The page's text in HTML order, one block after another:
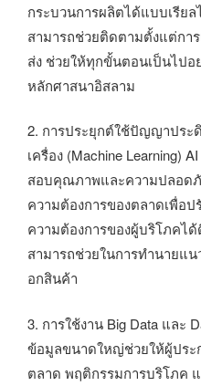
กระบวนการผลิตได้แบบเรีย
สามารถช่วยติดตามตั้งแต่กา
ส่ง ช่วยให้ทุกขั้นตอนเป็นไป
หลักศาสนาอิสลาม
2. การประยุกต์ใช้ปัญญาประ
เครื่อง (Machine Learning)
สอบคุณภาพและความปลอด
ความต้องการของตลาดเพื่
ความต้องการของผู้บริโภคไ
สามารถช่วยในการทำนายแ
อกสินค้า
3. การใช้งาน Big Data และ
ข้อมูลขนาดใหญ่ช่วยให้ผู้ประ
ตลาด พฤติกรรมการบริโภค